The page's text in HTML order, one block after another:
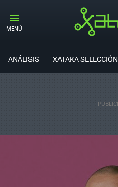
MENÚ
ANÁLISIS XATAKA SELECCIÓN